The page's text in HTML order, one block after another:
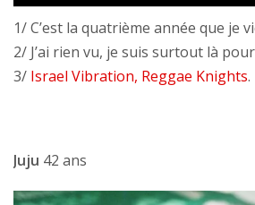
1/ C’est la quatrième année que je
2/ J’ai rien vu, je suis surtout là
3/ Israel Vibration, Reggae Knights.
Juju 42 ans